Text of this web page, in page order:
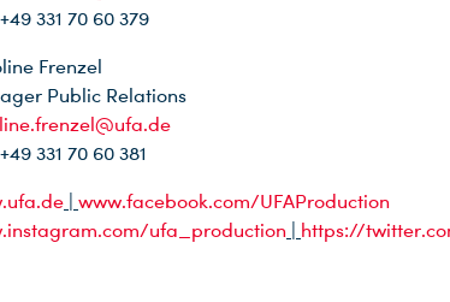
331 70 60 379
Frenzel
Public Relations
331 70 60 381
www.facebook.com/UFAProduction
ufa_production
https://